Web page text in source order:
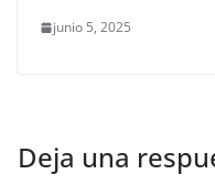
junio 5, 2025
Deja una